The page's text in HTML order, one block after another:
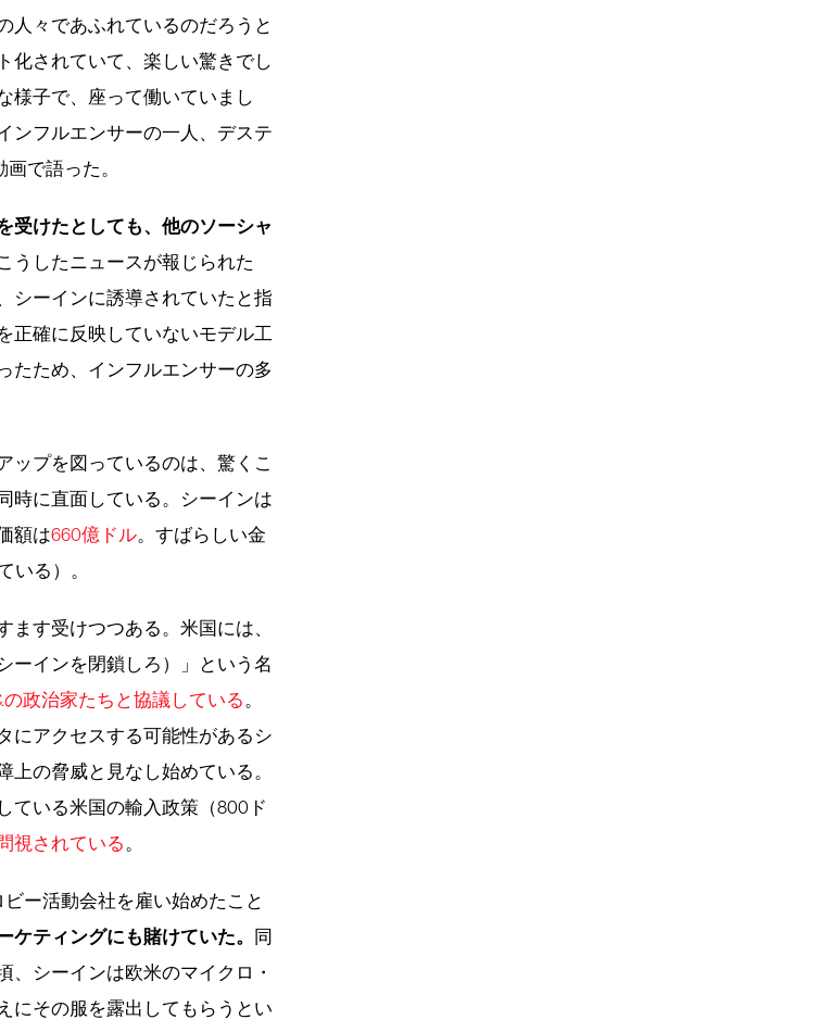
人々であふれているのだろうと
化されていて、楽しい驚きでし
様子で、座って働いていまし
ンフルエンサーの一人、デステ
で語った。
受けたとしても、他のソーシャ
うしたニュースが報じられた
シーインに誘導されていたと指
正確に反映していないモデル工
たため、インフルエンサーの多
ップを図っているのは、驚くこ
時に直面している。シーインは
額は660億ドル。すばらしい金
いる）。
す受けつつある。米国には、
ーインを閉鎖しろ）」という名
の政治家たちと協議している。
にアクセスする可能性があるシ
の脅威と見なし始めている。
ている米国の輸入政策（800ド
視されている。
ー活動会社を雇い始めたこと
ケティングにも賭けていた。
同
シーインは欧米のマイクロ・
にその服を露出してもらうとい